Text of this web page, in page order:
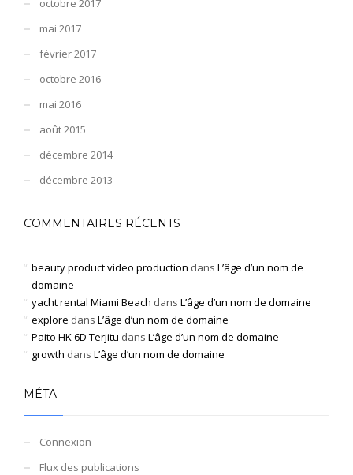
octobre 2017
mai 2017
février 2017
octobre 2016
mai 2016
août 2015
décembre 2014
décembre 2013
COMMENTAIRES RÉCENTS
beauty product video production dans L’âge d’un nom de
domaine
yacht rental Miami Beach dans L’âge d’un nom de domaine
explore dans L’âge d’un nom de domaine
Paito HK 6D Terjitu dans L’âge d’un nom de domaine
growth dans L’âge d’un nom de domaine
MÉTA
Connexion
Flux des publications